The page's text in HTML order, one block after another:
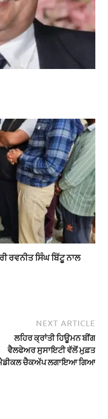
ਰਵਨੀਤ ਸਿੰਘ ਬਿੱਟੂ ਨਾਲ
NEXT ARTICLE
ਲਹਿਰ ਕ੍ਰਾਂਤੀ ਹਿਊਮਨ ਬੀਂਗ
ਵੈਲਫੇਅਰ ਸੁਸਾਇਟੀ ਵੱਲੋਂ ਮੁਫ਼ਤ
ਚੈਕਅੱਪ ਲਗਾਇਆ ਗਿਆ